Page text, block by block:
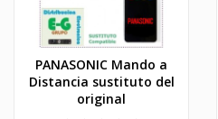
PANASONIC Mando a
Distancia sustituto del
original